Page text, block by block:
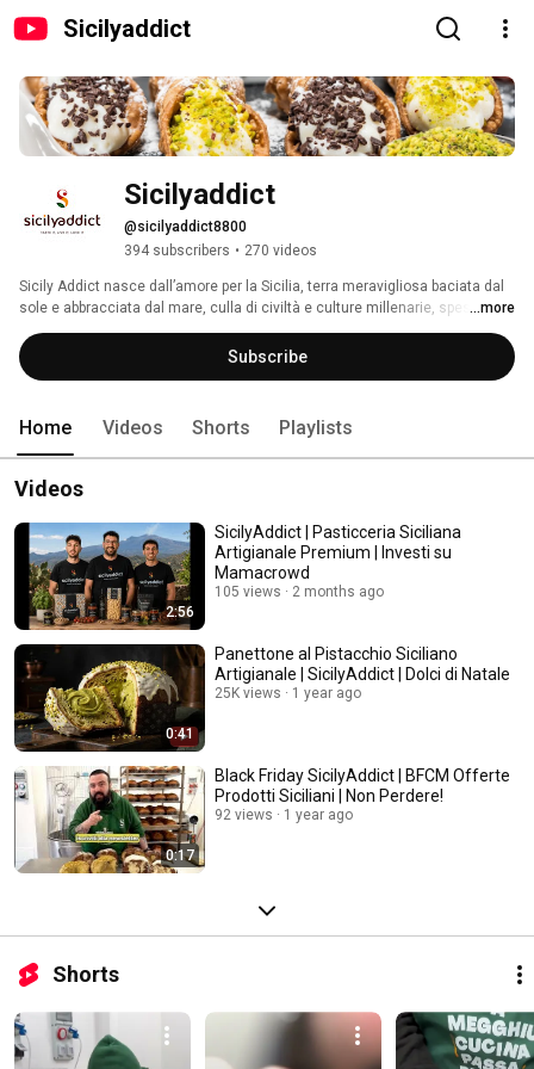
Sicilyaddict
Sicilyaddict
@sicilyaddict8800
394 subscribers • 270 videos
Sicily Addict nasce dall’amore per la Sicilia, terra meravigliosa baciata dal
sole e abbracciata dal mare, culla di civiltà e culture millenarie, spesso
soggetto prediletto di poeti e viaggiatori che ne hanno tramandato con i
loro versi bellezza e contraddizioni.
...more
Subscribe
Home Videos Shorts Playlists
Videos
2:56
SicilyAddict | Pasticceria Siciliana
Artigianale Premium | Investi su
Mamacrowd
105 views 2 months ago
0:41
Panettone al Pistacchio Siciliano
Artigianale | SicilyAddict | Dolci di Natale
25K views 1 year ago
0:17
Black Friday SicilyAddict | BFCM Offerte
Prodotti Siciliani | Non Perdere!
92 views 1 year ago
Shorts